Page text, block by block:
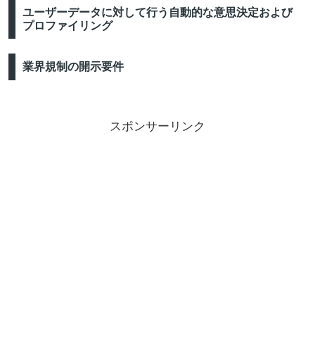
ユーザーデータに対して行う自動的な意思決定および
プロファイリング
業界規制の開示要件
スポンサーリンク